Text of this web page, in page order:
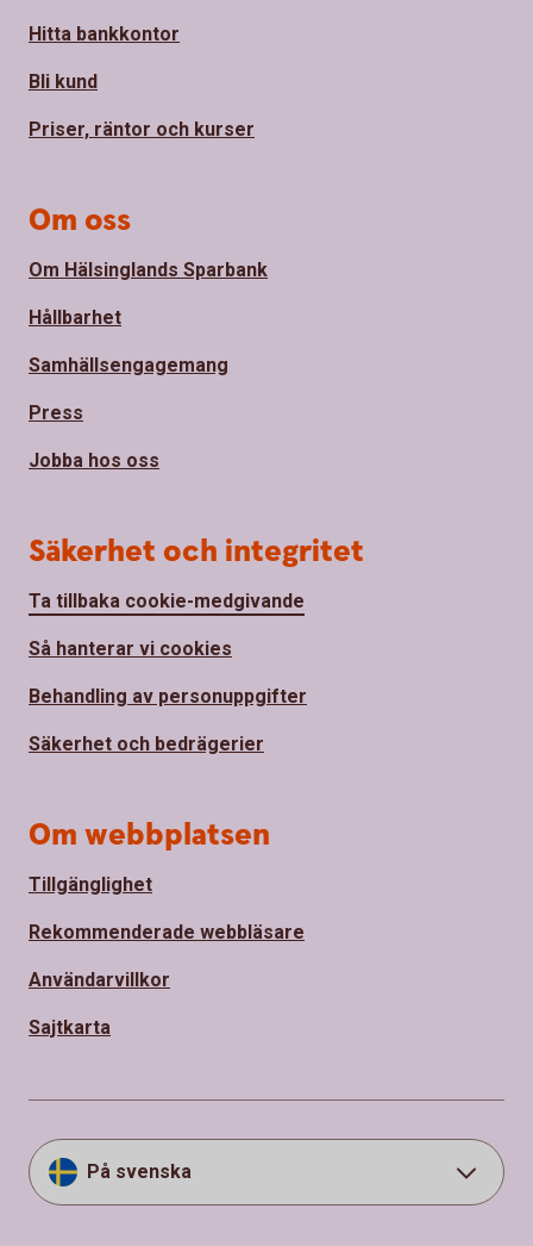
Hitta bankkontor
Bli kund
Priser, räntor och kurser
Om oss
Om Hälsinglands Sparbank
Hållbarhet
Samhällsengagemang
Press
Jobba hos oss
Säkerhet och integritet
Ta tillbaka cookie-medgivande
Så hanterar vi cookies
Behandling av personuppgifter
Säkerhet och bedrägerier
Om webbplatsen
Tillgänglighet
Rekommenderade webbläsare
Användarvillkor
Sajtkarta
På svenska